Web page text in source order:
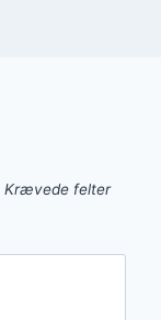
Krævede felter